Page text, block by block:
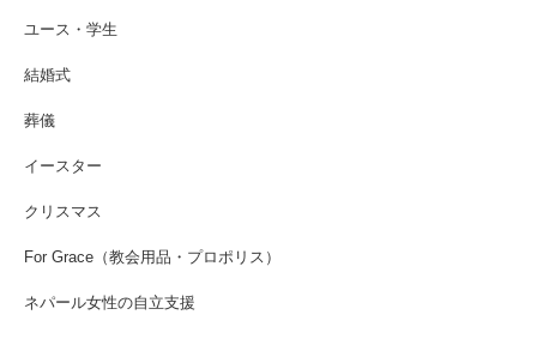
ユース・学生
結婚式
葬儀
イースター
クリスマス
For Grace（教会用品・プロポリス）
ネパール女性の自立支援